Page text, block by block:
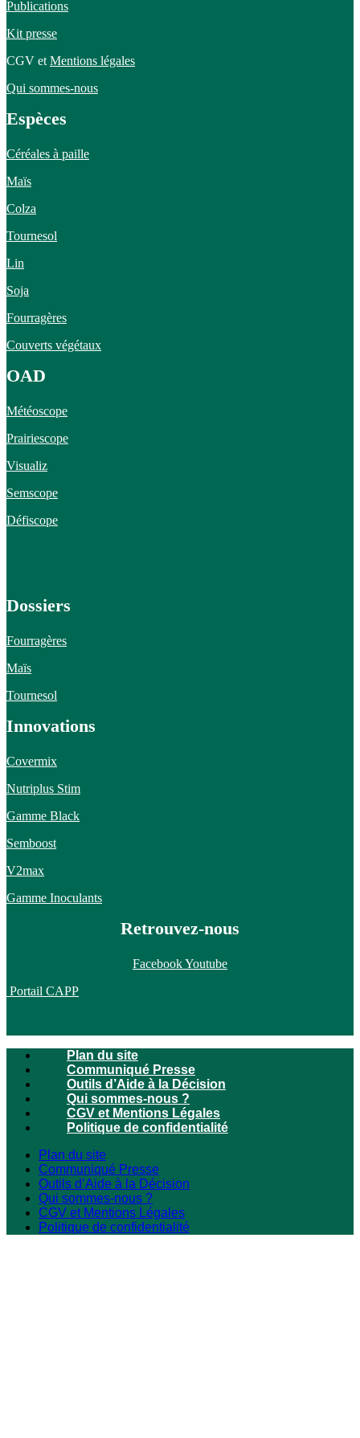
Publications
Kit presse
CGV et Mentions légales
Qui sommes-nous
Espèces
Céréales à paille
Maïs
Colza
Tournesol
Lin
Soja
Fourragères
Couverts végétaux
OAD
Météoscope
Prairiescope
Visualiz
Semscope
Défiscope
Dossiers
Fourragères
Maïs
Tournesol
Innovations
Covermix
Nutriplus Stim
Gamme Black
Semboost
V2max
Gamme Inoculants
Retrouvez-nous
FacebookYoutube
Portail CAPP
Plan du site
Communiqué Presse
Outils d’Aide à la Décision
Qui sommes-nous ?
CGV et Mentions Légales
Politique de confidentialité
Plan du site
Communiqué Presse
Outils d’Aide à la Décision
Qui sommes-nous ?
CGV et Mentions Légales
Politique de confidentialité